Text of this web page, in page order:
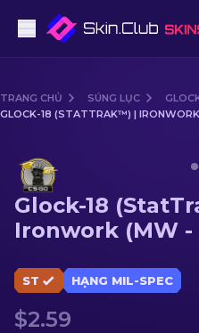
Tầm trung
Súng trường
Súng trường Bắn tỉa
Găng tay
TRANG CHỦ SÚNG LỤC
GLOCK-18 (STATTRAK™) |
Glock-18
Ironwork (MW -
ST HẠNG MIL-SPEC
$2.59